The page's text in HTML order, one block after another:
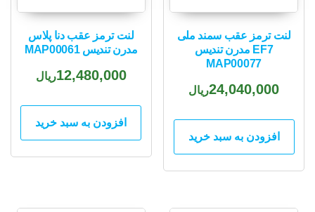
لنت ترمز عقب سمند ملی
EF7 مدرن تندیس
MAP00077
24,040,000ریال
افزودن به سبد خرید
لنت ترمز عقب دنا پلاس
مدرن تندیس MAP00061
12,480,000ریال
افزودن به سبد خرید